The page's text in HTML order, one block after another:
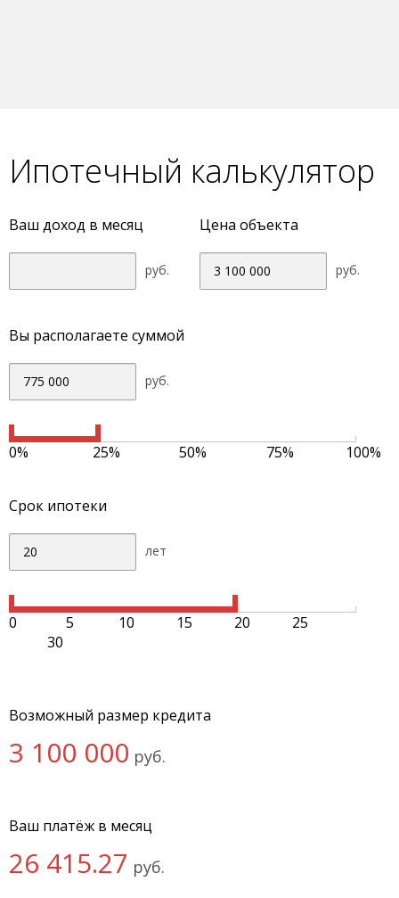
Ипотечный калькулятор
Ваш доход в месяц Цена объекта
руб. руб.
Вы располагаете суммой
руб.
0% 25% 50% 75% 100%
Срок ипотеки
лет
0 5 10 15 20
25
30
Возможный размер кредита
3 100 000 руб.
Ваш платёж в месяц
26 415.27 руб.